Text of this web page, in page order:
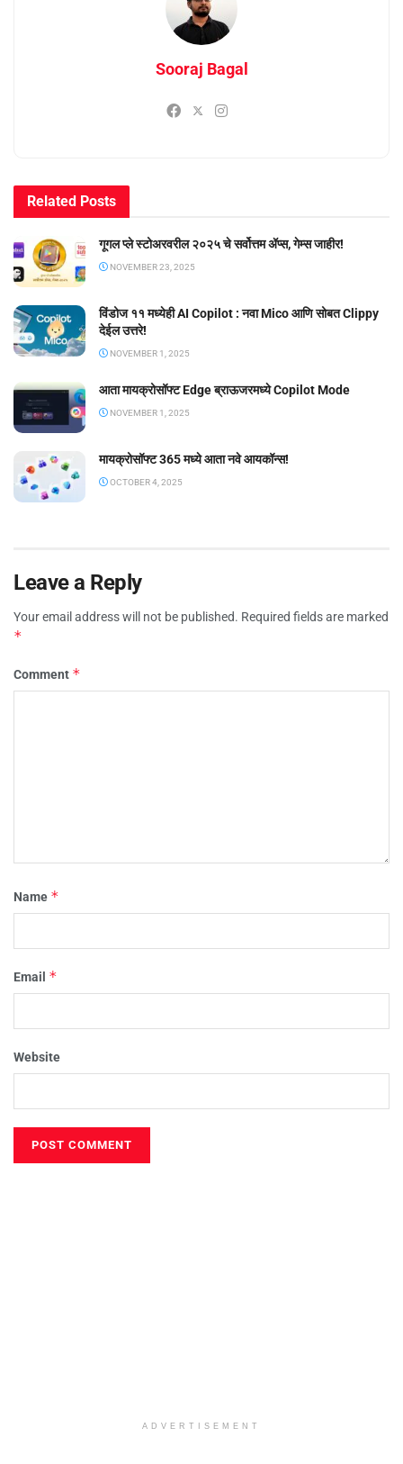
Sooraj Bagal
Related Posts
गूगल प्ले स्टोअरवरील २०२५ चे सर्वोत्तम ॲप्स, गेम्स जाहीर!
NOVEMBER 23, 2025
विंडोज ११ मध्येही AI Copilot : नवा Mico आणि सोबत Clippy
देईल उत्तरे!
NOVEMBER 1, 2025
आता मायक्रोसॉफ्ट Edge ब्राऊजरमध्ये Copilot Mode
NOVEMBER 1, 2025
मायक्रोसॉफ्ट 365 मध्ये आता नवे आयकॉन्स!
OCTOBER 4, 2025
Leave a Reply
Your email address will not be published. Required fields are marked
*
Comment *
Name *
Email *
Website
ADVERTISEMENT